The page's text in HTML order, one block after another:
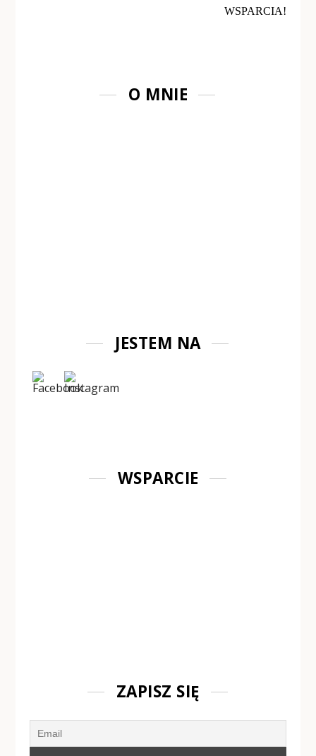
WSPARCIA!
O MNIE
JESTEM NA
WSPARCIE
ZAPISZ SIĘ